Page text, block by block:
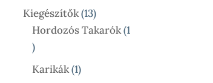
Termék
Kiegészítők 1313
Termék
Hordozós Takarók 1
1
Termék
Karikák 11